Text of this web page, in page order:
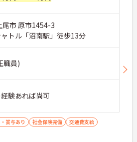
尾市 原市1454-3
トル「沼南駅」徒歩13分
職員)
験あれば尚可
賞与あり 社会保険完備
交通費支給